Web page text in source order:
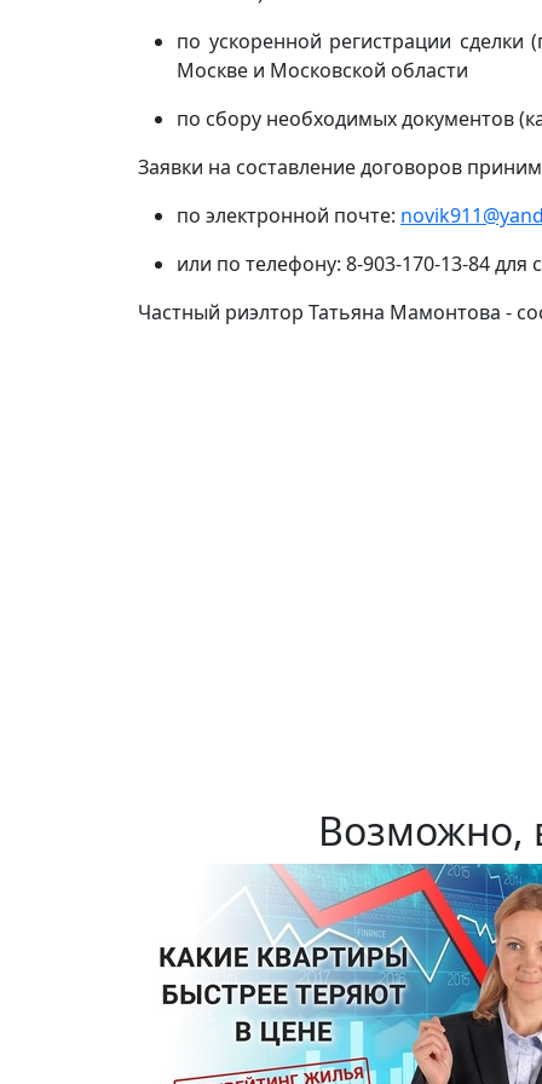
по ускоренной регистрации
Москве и Московской области
по сбору необходимых документов
Заявки на составление договоров
по электронной почте:
или по телефону: 8-903-170-13-84
Частный риэлтор Татьяна Мамонтова -
Возможно,